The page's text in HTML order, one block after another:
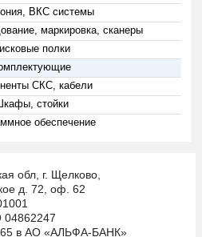
ВКС системы
маркировка, сканеры
полки
СКС, кабели
Шкафы, стойки
обеспечение
обл, г. Щелково,
д. 72, оф. 62
в АО «АЛЬФА-БАНК»